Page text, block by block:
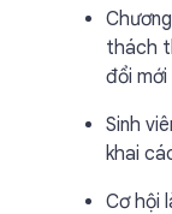
thách
đổi mới
Sinh
khai
Cơ hội